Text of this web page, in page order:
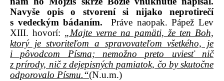
Navyše opis o stvorení si nijako neprotirečí
s vedeckým bádaním.
Práve naopak. Pápež Lev
XIII. hovorí: „Majte verne na pamäti, že ten Boh,
ktorý je stvoriteľom a spravovateľom všetkého, je
i pôvodcom Písma; nemožno preto uviesť nič
z prírody, nič z dejepisných pamiatok, čo by skutočne
odporovalo Písmu.“(N.u.m.)